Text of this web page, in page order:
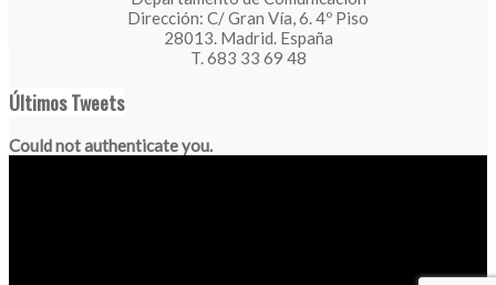
Dirección: C/ Gran Vía, 6. 4º Piso
28013. Madrid. España
T. 683 33 69 48
Últimos Tweets
Could not authenticate you.
"Nos esforzamos por difundir nuestro respeto por los